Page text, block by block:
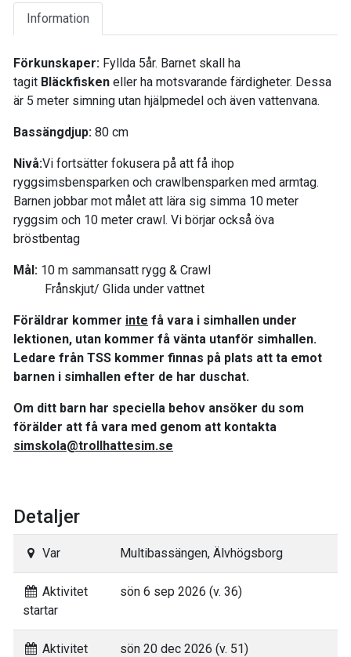
Information
Förkunskaper: Fyllda 5år. Barnet skall ha
tagit Bläckfisken eller ha motsvarande färdigheter. Dessa
är 5 meter simning utan hjälpmedel och även vattenvana.
Bassängdjup: 80 cm
Nivå:Vi fortsätter fokusera på att få ihop
ryggsimsbensparken och crawlbensparken med armtag.
Barnen jobbar mot målet att lära sig simma 10 meter
ryggsim och 10 meter crawl. Vi börjar också öva
bröstbentag
Mål: 10 m sammansatt rygg & Crawl
Frånskjut/ Glida under vattnet
Föräldrar kommer inte få vara i simhallen under
lektionen, utan kommer få vänta utanför simhallen.
Ledare från TSS kommer finnas på plats att ta emot
barnen i simhallen efter de har duschat.
Om ditt barn har speciella behov ansöker du som
förälder att få vara med genom att kontakta
simskola@trollhattesim.se
Detaljer
Var Multibassängen, Älvhögsborg
Aktivitet
startar
sön 6 sep 2026 (v. 36)
Aktivitet
sön 20 dec 2026 (v. 51)